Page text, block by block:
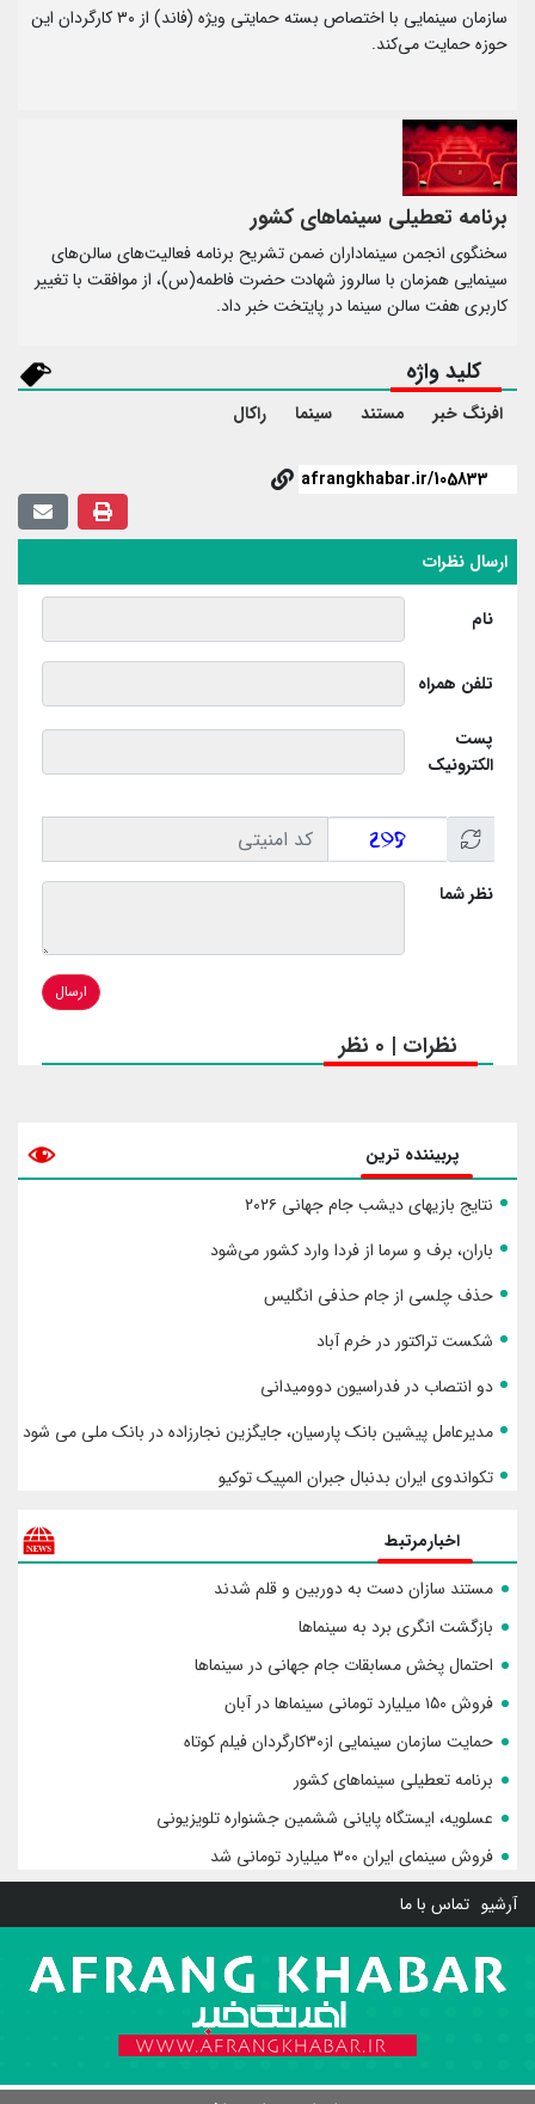
سازمان سینمایی با اختصاص بسته حمایتی ویژه (فاند) از ۳۰ کارگردان این
حوزه حمایت می‌کند.
برنامه تعطیلی سینماهای کشور
سخنگوی انجمن سینماداران ضمن تشریح برنامه فعالیت‌های سالن‌های
سینمایی همزمان با سالروز شهادت حضرت فاطمه(س)، از موافقت با تغییر
کاربری هفت سالن سینما در پایتخت خبر داد.
کلید واژه
افرنگ خبر مستند سینما راکال
ارسال نظرات
نام
تلفن همراه
پست
الکترونیک
نظر شما
ارسال
نظرات | 0 نظر
پربیننده ترین
نتایج بازیهای دیشب جام جهانی ۲۰۲۶
باران، برف و سرما از فردا وارد کشور می‌شود
حذف چلسی از جام حذفی انگلیس
شکست تراکتور در خرم آباد
دو انتصاب در فدراسیون دوومیدانی
مدیرعامل پیشین بانک پارسیان، جایگزین نجارزاده در بانک ملی می شود
تکواندوی ایران بدنبال جبران المپیک توکیو
اخبارمرتبط
مستند سازان دست به دوربین و قلم شدند
بازگشت انگری برد به سینماها
احتمال پخش مسابقات جام جهانی در سینماها
فروش ۱۵۰ میلیارد تومانی سینماها در آبان
حمایت سازمان سینمایی از۳۰کارگردان فیلم کوتاه‌
برنامه تعطیلی سینماهای کشور
عسلویه، ایستگاه پایانی ششمین جشنواره تلویزیونی
فروش سینما‌ی ایران ۳۰۰ میلیارد تومانی شد
آرشیو تماس با ما